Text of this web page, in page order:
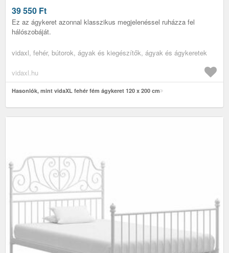
39 550 Ft
Ez az ágykeret azonnal klasszikus megjelenéssel ruházza fel
hálószobáját.
vidaxl, fehér, bútorok, ágyak és kiegészítők, ágyak és ágykeretek
vidaxl.hu
Hasonlók, mint vidaXL fehér fém ágykeret 120 x 200 cm